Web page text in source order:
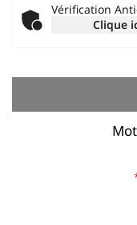
Vérification
Clique